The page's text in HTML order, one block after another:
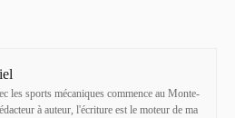
les sports mécaniques commence au Monte-
à auteur, l'écriture est le moteur de ma